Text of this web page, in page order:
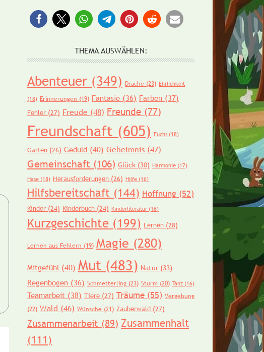
THEMA AUSWÄHLEN:
Abenteuer (349) Drache (23) Ehrlichkeit
(18) Erinnerungen (19) Fantasie (36) Farben (37)
Fehler (27) Freude (48) Freunde (77)
Freundschaft (605) Fuchs (18)
Garten (26) Geduld (40) Geheimnis (47)
Gemeinschaft (106) Glück (30) Harmonie (17)
Hase (18) Herausforderungen (26) Hilfe (16)
Hilfsbereitschaft (144) Hoffnung (52)
Kinder (24) Kinderbuch (24) Kinderliteratur (16)
Kurzgeschichte (199) Lernen (28)
Lernen aus Fehlern (19) Magie (280)
Mitgefühl (40) Mut (483) Natur(33)
Regenbogen (36) Schmetterling (23) Sturm (20) Tanz (16)
Teamarbeit (38) Tiere (27) Träume (55) Vergebung
(22) Wald (46) Wünsche (21) Zauberwald (27)
Zusammenarbeit (89) Zusammenhalt
(111)